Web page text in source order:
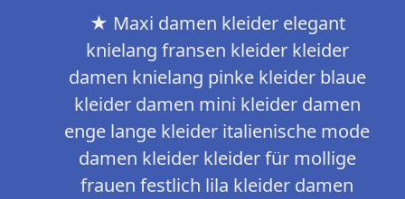
★ Maxi damen kleider elegant
knielang fransen kleider kleider
damen knielang pinke kleider blaue
kleider damen mini kleider damen
enge lange kleider italienische mode
damen kleider kleider für mollige
frauen festlich lila kleider damen